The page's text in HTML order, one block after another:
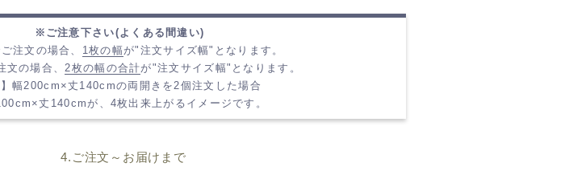
※ご注意下さい(よくある間違い)
注文の場合、 1枚の幅が"注文サイズ幅"となります。
文の場合、2枚の幅の合計が"注文サイズ幅"となります。
】幅200cm×丈140cmの両開きを2個注文した場合
丈140cmが、4枚出来上がるイメージです。
4.ご注文～お届けまで